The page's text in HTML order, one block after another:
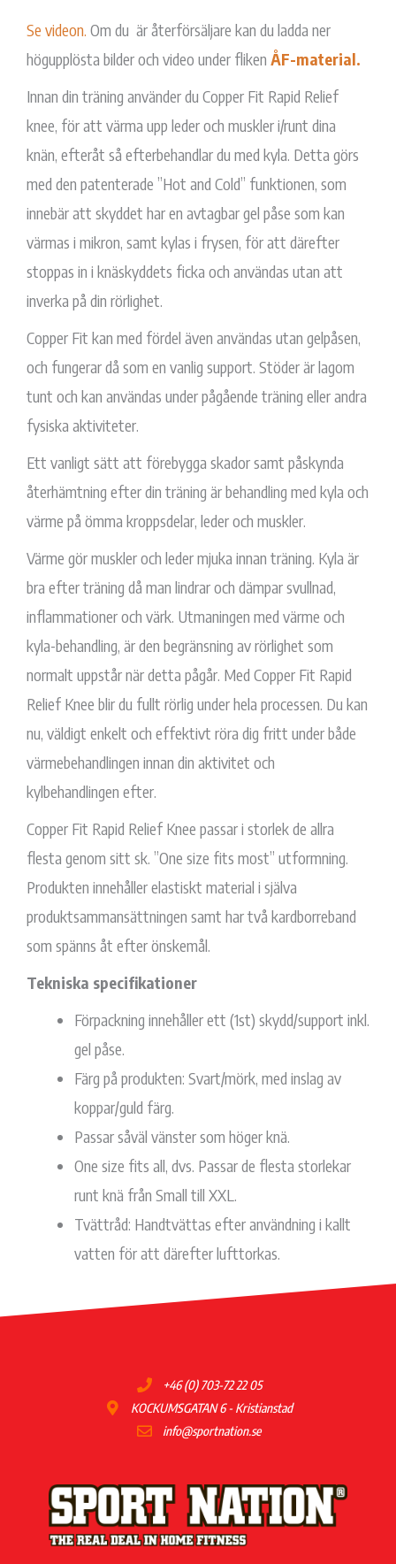
Se videon. Om du är återförsäljare kan du ladda ner
högupplösta bilder och video under fliken ÅF-material.
Innan din träning använder du Copper Fit Rapid Relief
knee, för att värma upp leder och muskler i/runt dina
knän, efteråt så efterbehandlar du med kyla. Detta görs
med den patenterade ”Hot and Cold” funktionen, som
innebär att skyddet har en avtagbar gel påse som kan
värmas i mikron, samt kylas i frysen, för att därefter
stoppas in i knäskyddets ficka och användas utan att
inverka på din rörlighet.
Copper Fit kan med fördel även användas utan gelpåsen,
och fungerar då som en vanlig support. Stöder är lagom
tunt och kan användas under pågående träning eller andra
fysiska aktiviteter.
Ett vanligt sätt att förebygga skador samt påskynda
återhämtning efter din träning är behandling med kyla och
värme på ömma kroppsdelar, leder och muskler.
Värme gör muskler och leder mjuka innan träning. Kyla är
bra efter träning då man lindrar och dämpar svullnad,
inflammationer och värk. Utmaningen med värme och
kyla-behandling, är den begränsning av rörlighet som
normalt uppstår när detta pågår. Med Copper Fit Rapid
Relief Knee blir du fullt rörlig under hela processen. Du kan
nu, väldigt enkelt och effektivt röra dig fritt under både
värmebehandlingen innan din aktivitet och
kylbehandlingen efter.
Copper Fit Rapid Relief Knee passar i storlek de allra
flesta genom sitt sk. ”One size fits most” utformning.
Produkten innehåller elastiskt material i själva
produktsammansättningen samt har två kardborreband
som spänns åt efter önskemål.
Tekniska specifikationer
Förpackning innehåller ett (1st) skydd/support inkl.
gel påse.
Färg på produkten: Svart/mörk, med inslag av
koppar/guld färg.
Passar såväl vänster som höger knä.
One size fits all, dvs. Passar de flesta storlekar
runt knä från Small till XXL.
Tvättråd: Handtvättas efter användning i kallt
vatten för att därefter lufttorkas.
+46 (0) 703-72 22 05
KOCKUMSGATAN 6 - Kristianstad
info@sportnation.se